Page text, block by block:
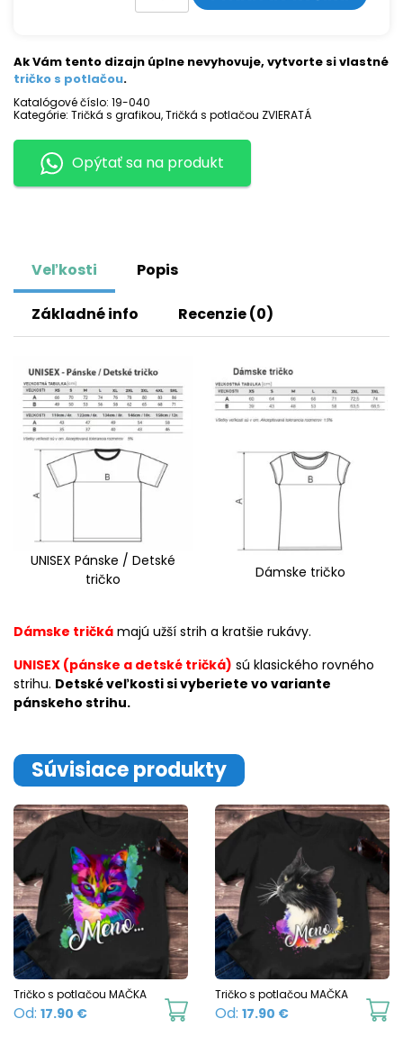
s
Ak Vám tento dizajn úplne nevyhovuje, vytvorte si vlastné
tričko s potlačou.
Katalógové číslo: 19-040
Kategórie: Tričká s grafikou,Tričká s potlačou ZVIERATÁ
Opýtať sa na produkt
Veľkosti Popis
Základné info Recenzie (0)
UNISEX Pánske / Detské
tričko
Dámske tričko
Dámske tričká majú užší strih a kratšie rukávy.
UNISEX (pánske a detské tričká) sú klasického rovného
strihu. Detské veľkosti si vyberiete vo variante
pánskeho strihu.
Súvisiace produkty
Tričko s potlačou MAČKA
Od: 17.90 €
This
Tričko s potlačou MAČKA
Od: 17.90 €